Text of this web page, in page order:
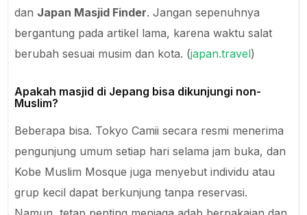
dan Japan Masjid Finder. Jangan sepenuhnya
bergantung pada artikel lama, karena waktu salat
berubah sesuai musim dan kota. (japan.travel)
Apakah masjid di Jepang bisa dikunjungi non-
Muslim?
Beberapa bisa. Tokyo Camii secara resmi menerima
pengunjung umum setiap hari selama jam buka, dan
Kobe Muslim Mosque juga menyebut individu atau
grup kecil dapat berkunjung tanpa reservasi.